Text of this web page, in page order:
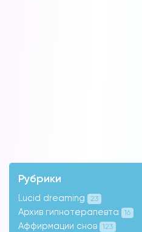
Рубрики
Lucid dreaming 23
Архив гипнотерапевта 16
Аффирмации снов 123